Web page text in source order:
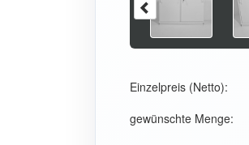
Einzelpreis (Netto):
gewünschte Menge: